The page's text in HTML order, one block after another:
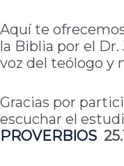
Aquí te
la Biblia por el Dr.
voz del teólogo y
Gracias por
escuchar el
PROVERBIOS